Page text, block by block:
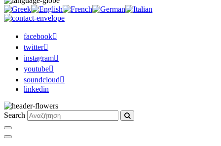
facebook
twitter
instagram
youtube
soundcloud
linkedin
Search